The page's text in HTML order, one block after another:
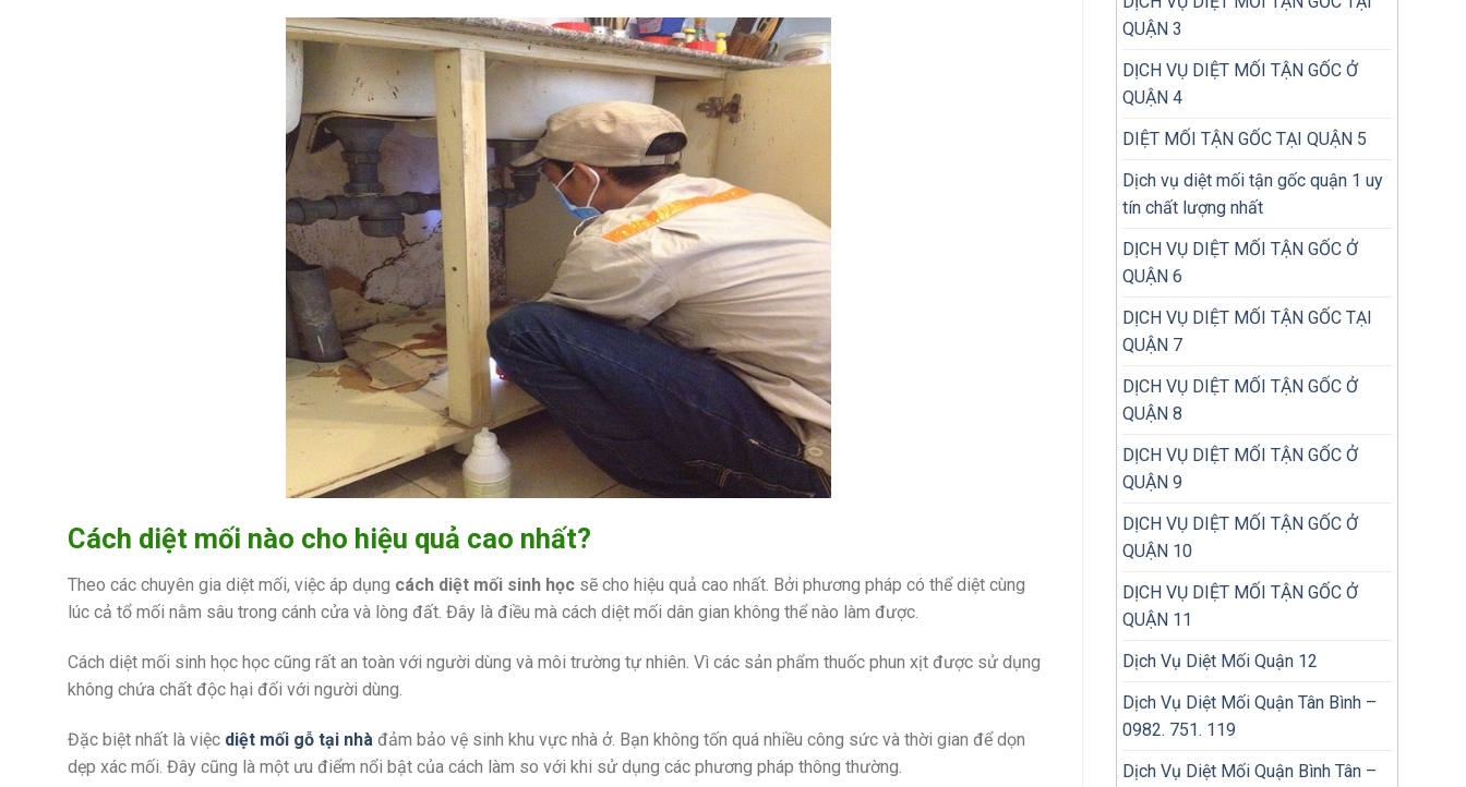
Cách diệt mối nào cho hiệu quả cao nhất?
Theo các chuyên gia diệt mối, việc áp dụng cách diệt mối sinh học sẽ cho hiệu quả cao nhất. Bởi phương pháp có thể diệt cùng
lúc cả tổ mối nằm sâu trong cánh cửa và lòng đất. Đây là điều mà cách diệt mối dân gian không thể nào làm được.
Cách diệt mối sinh học học cũng rất an toàn với người dùng và môi trường tự nhiên. Vì các sản phẩm thuốc phun xịt được sử dụng
không chứa chất độc hại đối với người dùng.
Đặc biệt nhất là việc diệt mối gỗ tại nhà đảm bảo vệ sinh khu vực nhà ở. Bạn không tốn quá nhiều công sức và thời gian để dọn
dẹp xác mối. Đây cũng là một ưu điểm nổi bật của cách làm so với khi sử dụng các phương pháp thông thường.
QUẬN 3
DỊCH VỤ DIỆT MỐI TẬN GỐC Ở
QUẬN 4
DIỆT MỐI TẬN GỐC TẠI QUẬN 5
Dịch vụ diệt mối tận gốc quận 1 uy
tín chất lượng nhất
DỊCH VỤ DIỆT MỐI TẬN GỐC Ở
QUẬN 6
DỊCH VỤ DIỆT MỐI TẬN GỐC TẠI
QUẬN 7
DỊCH VỤ DIỆT MỐI TẬN GỐC Ở
QUẬN 8
DỊCH VỤ DIỆT MỐI TẬN GỐC Ở
QUẬN 9
DỊCH VỤ DIỆT MỐI TẬN GỐC Ở
QUẬN 10
DỊCH VỤ DIỆT MỐI TẬN GỐC Ở
QUẬN 11
Dịch Vụ Diệt Mối Quận 12
Dịch Vụ Diệt Mối Quận Tân Bình –
0982. 751. 119
Dịch Vụ Diệt Mối Quận Bình Tân –